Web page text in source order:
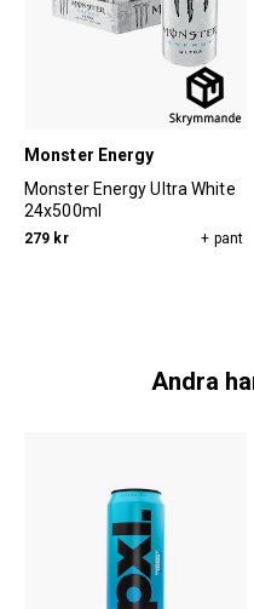
Monster Energy
Monster Energy Ultra White
24x500ml
279 kr + pant
Andra